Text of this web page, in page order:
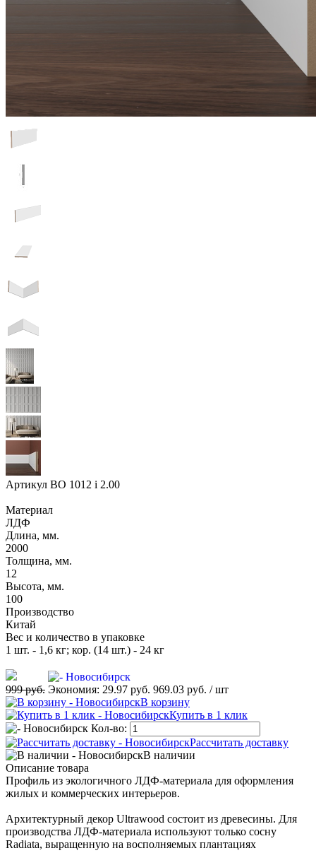
Артикул BO 1012 i 2.00
Материал
ЛДФ
Длина, мм.
2000
Толщина, мм.
12
Высота, мм.
100
Производство
Китай
Вес и количество в упаковке
1 шт. - 1,6 кг; кор. (14 шт.) - 24 кг
999 руб. Экономия: 29.97 руб. 969.03 руб. / шт
В корзину
Купить в 1 клик
Кол-во:
Рассчитать доставку
В наличии
Описание товара
Профиль из экологичного ЛДФ-материала для оформления
жилых и коммерческих интерьеров.
Архитектурный декор Ultrawood состоит из древесины. Для
производства ЛДФ-материала используют только сосну
Radiatа, выращенную на восполняемых плантациях